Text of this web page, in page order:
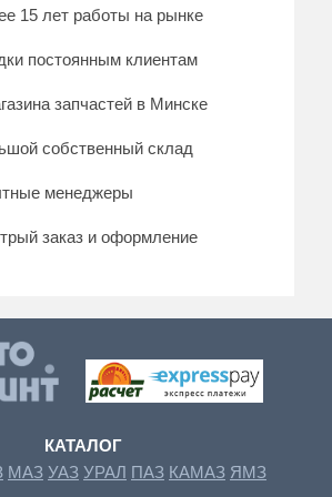
15 лет работы на рынке
постоянным клиентам
запчастей в Минске
собственный склад
менеджеры
заказ и оформление
КАТАЛОГ
МАЗ УАЗ УРАЛ ПАЗ КАМАЗ ЯМЗ